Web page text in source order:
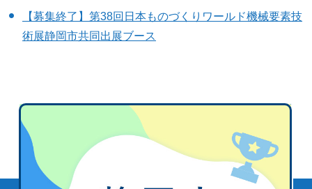
【募集終了】第38回日本ものづくりワールド機械要素技
術展静岡市共同出展ブース